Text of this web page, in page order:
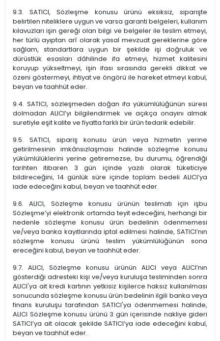
9.3. SATICI, Sözleşme konusu ürünü eksiksiz, siparişte
belirtilen niteliklere uygun ve varsa garanti belgeleri, kullanım
kılavuzları işin gereği olan bilgi ve belgeler ile teslim etmeyi,
her türlü ayıptan arî olarak yasal mevzuat gereklerine göre
sağlam, standartlara uygun bir şekilde işi doğruluk ve
dürüstlük esasları dâhilinde ifa etmeyi, hizmet kalitesini
koruyup yükseltmeyi, işin ifası sırasında gerekli dikkat ve
özeni göstermeyi, ihtiyat ve öngörü ile hareket etmeyi kabul,
beyan ve taahhüt eder.
9.4. SATICI, sözleşmeden doğan ifa yükümlülüğünün süresi
dolmadan ALICI’yı bilgilendirmek ve açıkça onayını almak
suretiyle eşit kalite ve fiyatta farklı bir ürün tedarik edebilir.
9.5. SATICI, sipariş konusu ürün veya hizmetin yerine
getirilmesinin imkânsızlaşması halinde sözleşme konusu
yükümlülüklerini yerine getiremezse, bu durumu, öğrendiği
tarihten itibaren 3 gün içinde yazılı olarak tüketiciye
bildireceğini, 14 günlük süre içinde toplam bedeli ALICI’ya
iade edeceğini kabul, beyan ve taahhüt eder.
9.6. ALICI, Sözleşme konusu ürünün teslimatı için işbu
Sözleşme’yi elektronik ortamda teyit edeceğini, herhangi bir
nedenle sözleşme konusu ürün bedelinin ödenmemesi
ve/veya banka kayıtlarında iptal edilmesi halinde, SATICI’nın
sözleşme konusu ürünü teslim yükümlülüğünün sona
ereceğini kabul, beyan ve taahhüt eder.
9.7. ALICI, Sözleşme konusu ürünün ALICI veya ALICI’nın
gösterdiği adresteki kişi ve/veya kuruluşa tesliminden sonra
ALICI'ya ait kredi kartının yetkisiz kişilerce haksız kullanılması
sonucunda sözleşme konusu ürün bedelinin ilgili banka veya
finans kuruluşu tarafından SATICI'ya ödenmemesi halinde,
ALICI Sözleşme konusu ürünü 3 gün içerisinde nakliye gideri
SATICI’ya ait olacak şekilde SATICI’ya iade edeceğini kabul,
beyan ve taahhüt eder.